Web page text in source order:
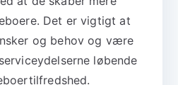
Det er vigtigt at
og behov og være
løbende